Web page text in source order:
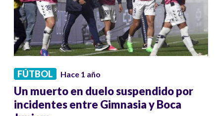
FÚTBOL Hace 1 año
Un muerto en duelo suspendido por
incidentes entre Gimnasia y Boca